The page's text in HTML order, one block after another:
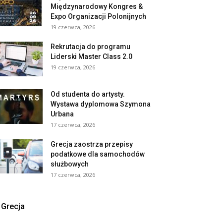
Międzynarodowy Kongres &
Expo Organizacji Polonijnych
19 czerwca, 2026
Rekrutacja do programu
Liderski Master Class 2.0
19 czerwca, 2026
Od studenta do artysty.
Wystawa dyplomowa Szymona
Urbana
17 czerwca, 2026
Grecja zaostrza przepisy
podatkowe dla samochodów
służbowych
17 czerwca, 2026
Grecja